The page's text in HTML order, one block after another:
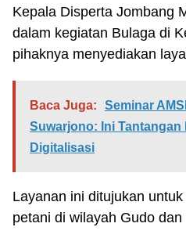
Kepala Disperta Jombang
dalam kegiatan Bulaga di
pihaknya menyediakan
Baca Juga:
Seminar
Suwarjono: Ini Tantangan
Digitalisasi
Layanan ini ditujukan
petani di wilayah Gudo dan